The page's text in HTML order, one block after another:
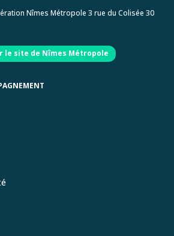
Nîmes Métropole 3 rue du Colisée 30
le site de Nîmes Métropole